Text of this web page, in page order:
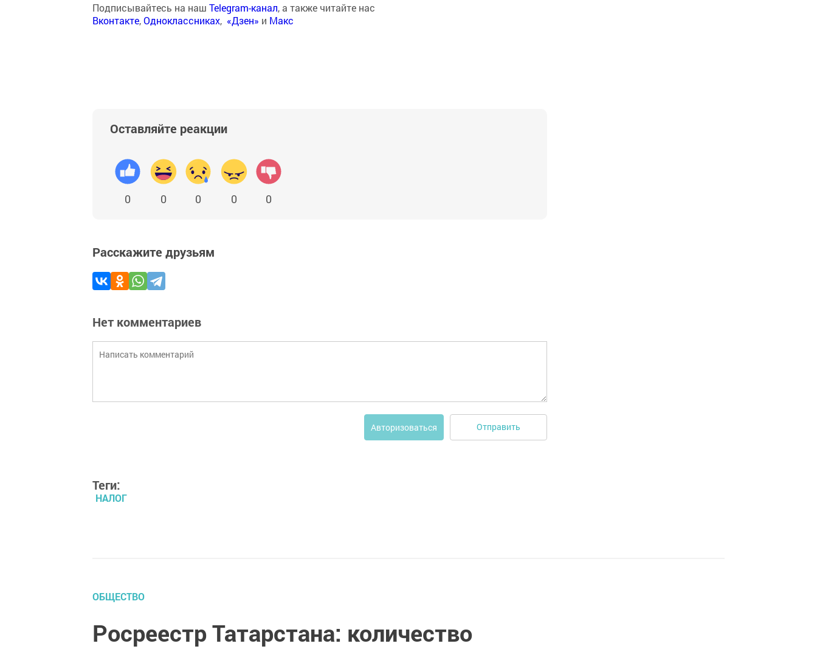
Подписывайтесь на наш Telegram-канал, а также читайте нас
Вконтакте,Одноклассниках, «Дзен» и Макс
Оставляйте реакции
0 0 0 0 0
Расскажите друзьям
Нет комментариев
Авторизоваться Отправить
Теги:
НАЛОГ
ОБЩЕСТВО
Росреестр Татарстана: количество